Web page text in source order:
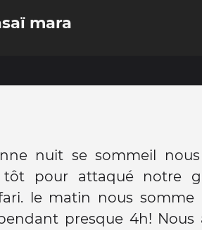
mara
nuit se sommeil
tôt pour attaqué notre
le matin nous somme
presque 4h! Nous
sont construites. ainsi
condamné les
les attaques
très sommaires, ce